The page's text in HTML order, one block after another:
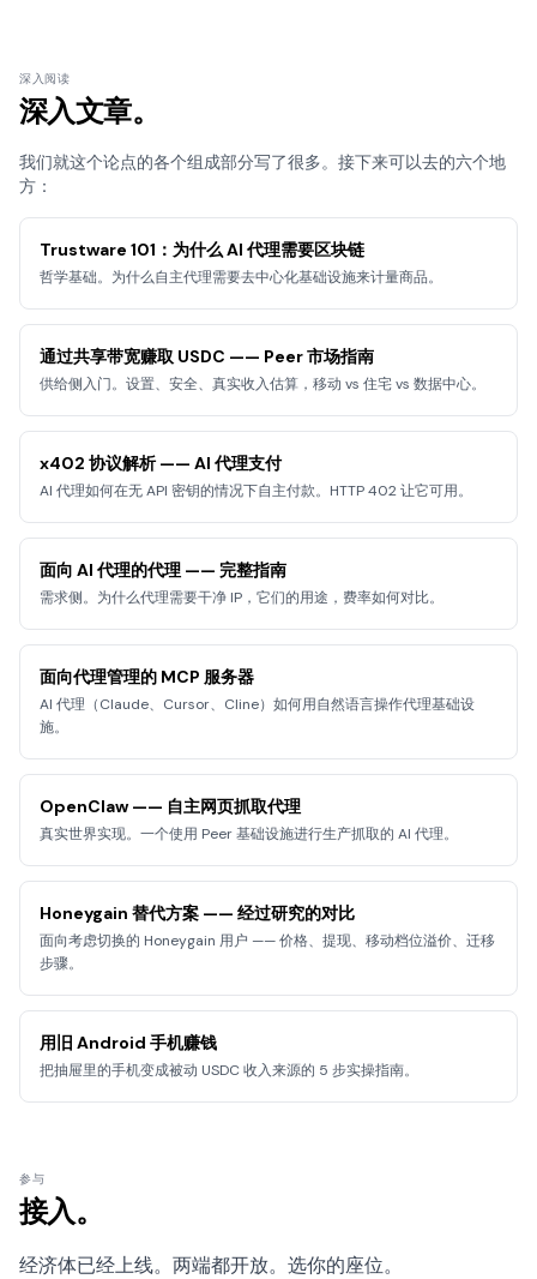
深入阅读
深入文章。
我们就这个论点的各个组成部分写了很多。接下来可以去的六个地
方：
Trustware 101：为什么 AI 代理需要区块链
哲学基础。为什么自主代理需要去中心化基础设施来计量商品。
通过共享带宽赚取 USDC —— Peer 市场指南
供给侧入门。设置、安全、真实收入估算，移动 vs 住宅 vs 数据中心。
x402 协议解析 —— AI 代理支付
AI 代理如何在无 API 密钥的情况下自主付款。HTTP 402 让它可用。
面向 AI 代理的代理 —— 完整指南
需求侧。为什么代理需要干净 IP，它们的用途，费率如何对比。
面向代理管理的 MCP 服务器
AI 代理（Claude、Cursor、Cline）如何用自然语言操作代理基础设
施。
OpenClaw —— 自主网页抓取代理
真实世界实现。一个使用 Peer 基础设施进行生产抓取的 AI 代理。
Honeygain 替代方案 —— 经过研究的对比
面向考虑切换的 Honeygain 用户 —— 价格、提现、移动档位溢价、迁移
步骤。
用旧 Android 手机赚钱
把抽屉里的手机变成被动 USDC 收入来源的 5 步实操指南。
参与
接入。
经济体已经上线。两端都开放。选你的座位。